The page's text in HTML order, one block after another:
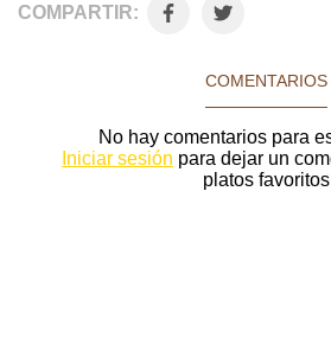
COMPARTIR:
COMENTARIOS
No hay comentarios para
Iniciar sesión para dejar un
platos favoritos